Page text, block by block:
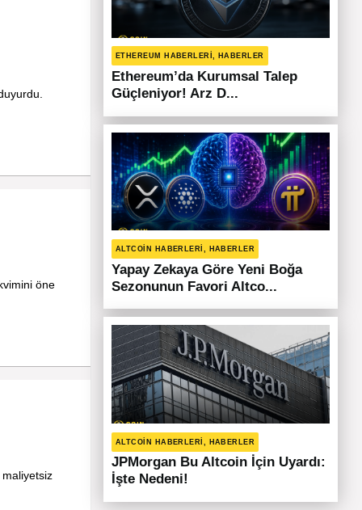
öne
maliyetsiz
ETHEREUM HABERLERI, HABERLER
Ethereum’da Kurumsal Talep
Güçleniyor! Arz D...
ALTCOIN HABERLERI, HABERLER
Yapay Zekaya Göre Yeni Boğa
Sezonunun Favori Altco...
ALTCOIN HABERLERI, HABERLER
JPMorgan Bu Altcoin İçin Uyardı:
İşte Nedeni!